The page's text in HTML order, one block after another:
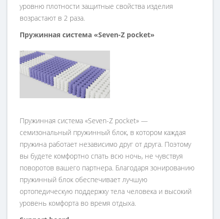
уровню плотности защитные свойства изделия
возрастают в 2 раза.
Пружинная система «Seven-Z pocket»
Пружинная система «Seven-Z pocket» —
семизональный пружинный блок, в котором каждая
пружина работает независимо друг от друга. Поэтому
вы будете комфортно спать всю ночь, не чувствуя
поворотов вашего партнера. Благодаря зонированию
пружинный блок обеспечивает лучшую
ортопедическую поддержку тела человека и высокий
уровень комфорта во время отдыха.